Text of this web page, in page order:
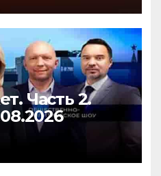
Часть 2.